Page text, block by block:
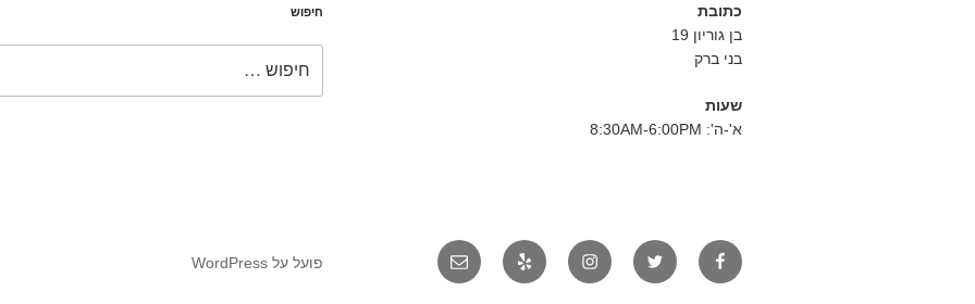
כתובת
בן גוריון 19
בני ברק
שעות
א'-ה': 8:30AM-6:00PM
חיפוש
פייסבוק טוויטר אינסטגרם יאלפ אימייל
פועל על WordPress